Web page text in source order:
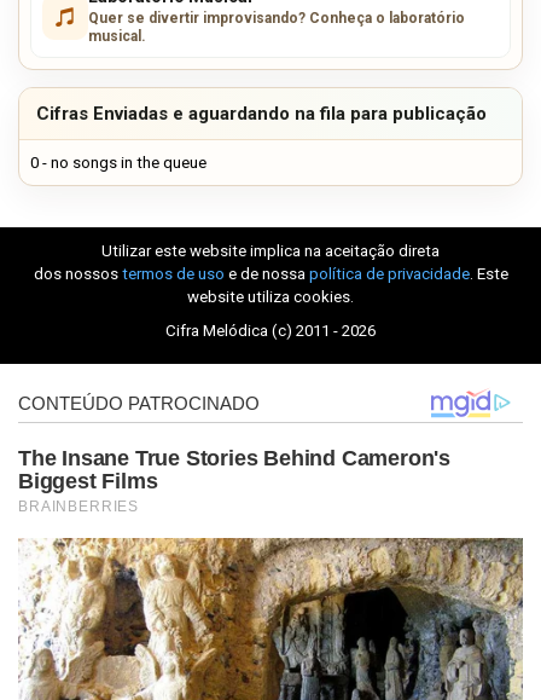
Quer se divertir improvisando? Conheça o laboratório
musical.
Cifras Enviadas e aguardando na fila para publicação
0 - no songs in the queue
Utilizar este website implica na aceitação direta
dos nossos termos de uso e de nossa política de privacidade. Este
website utiliza cookies.
Cifra Melódica (c) 2011 - 2026